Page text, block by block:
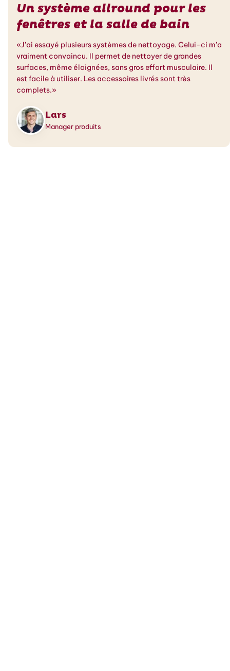
Un système allround pour les
fenêtres et la salle de bain
«J’ai essayé plusieurs systèmes de nettoyage. Celui-ci m’a
vraiment convaincu. Il permet de nettoyer de grandes
surfaces, même éloignées, sans gros effort musculaire. Il
est facile à utiliser. Les accessoires livrés sont très
complets.»
Lars
Manager produits